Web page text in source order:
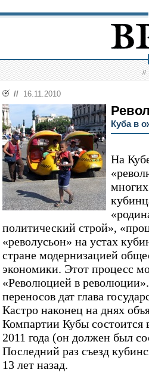
//
// 16.11.2010
Куба в
На
политический строй»,
«револусьон» на устах
стране модернизацией
экономики. Этот процесс
«Революцией в
переносов дат глава
Кастро наконец на днях
Компартии Кубы состоится
2011 года (он должен был
Последний раз съезд
13 лет назад.